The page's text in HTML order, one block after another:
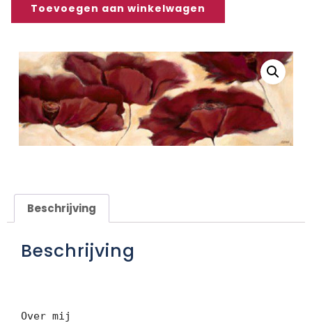
Toevoegen aan winkelwagen
Beschrijving
Beschrijving
Over mij